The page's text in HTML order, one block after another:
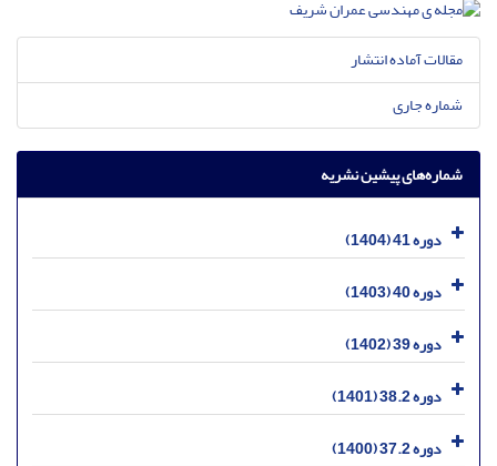
مقالات آماده انتشار
شماره جاری
شماره‌های پیشین نشریه
دوره 41 (1404)
دوره 40 (1403)
دوره 39 (1402)
دوره 38.2 (1401)
دوره 37.2 (1400)